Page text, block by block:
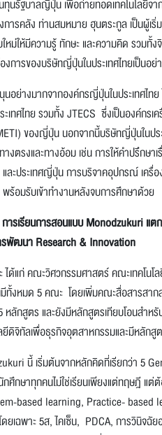
ทุนรัฐบาลญี่ปุ่น เพื่อถ่ายทอดเทคโนโลยี
ารคลัง ท่านสมหมาย ฮุนตระกูล เป็นผู้เ
หม่ให้มีความรู้ ทักษะ และความคิด รว
ารของบริษัทญี่ปุ่นในประเทศไทยเป็นอย่
อย่างมากจากองค์กรญี่ปุ่นในประเทศไท
ทศไทย รวมทั้ง JTECS ซึ่งเป็นองค์กรเ
ของญี่ปุ่น นอกจากนี้บริษัทญี่ปุ่นในปร
งตรงและทางอ้อม เช่น การให้คำปรึกษา
ละประเทศญี่ปุ่น การบริจาคอุปกรณ์ เค
ร้อมรับเข้าทำงานหลังจบการศึกษาด้วย
รเรียนการสอนแบบ Monodzukuri แตก
รพัฒนา Research & Innovation
ด้แก่ คณะวิศวกรรมศาสตร์ คณะเทคโนโ
ทั้งหมด 5 คณะ โดยเพิ่มคณะสื่อสารสา
กสูตร และยังมีหลักสูตรเทียบโอนสำห
ยีดิจิทัลเพื่อธุรกิจอุตสาหกรรมและมีหลัก
นี้ เริ่มต้นจากหลักคิดที่เรียกว่า
ศึกษาทุกคนไม่ใช่เรียนเพียงแต่ทฤษฎี แ
based learning, Practice- based
เฉพาะ 5ส, ไคเซ็น, PDCA, การวินิจฉั